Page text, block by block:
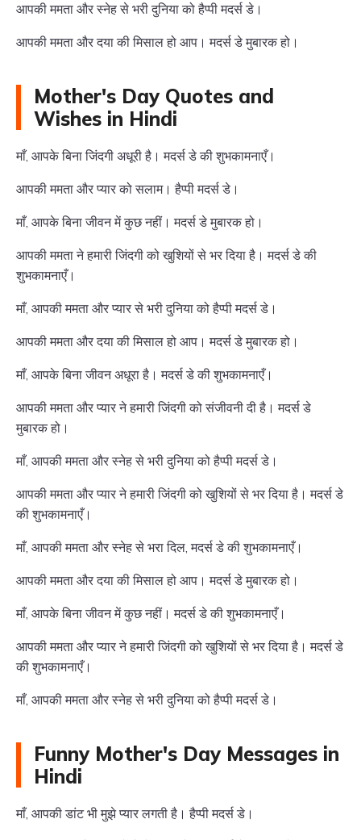
आपकी ममता और स्नेह से भरी दुनिया को हैप्पी मदर्स डे।
आपकी ममता और दया की मिसाल हो आप। मदर्स डे मुबारक हो।
Mother's Day Quotes and
Wishes in Hindi
माँ, आपके बिना जिंदगी अधूरी है। मदर्स डे की शुभकामनाएँ।
आपकी ममता और प्यार को सलाम। हैप्पी मदर्स डे।
माँ, आपके बिना जीवन में कुछ नहीं। मदर्स डे मुबारक हो।
आपकी ममता ने हमारी जिंदगी को खुशियों से भर दिया है। मदर्स डे की
शुभकामनाएँ।
माँ, आपकी ममता और प्यार से भरी दुनिया को हैप्पी मदर्स डे।
आपकी ममता और दया की मिसाल हो आप। मदर्स डे मुबारक हो।
माँ, आपके बिना जीवन अधूरा है। मदर्स डे की शुभकामनाएँ।
आपकी ममता और प्यार ने हमारी जिंदगी को संजीवनी दी है। मदर्स डे
मुबारक हो।
माँ, आपकी ममता और स्नेह से भरी दुनिया को हैप्पी मदर्स डे।
आपकी ममता और प्यार ने हमारी जिंदगी को खुशियों से भर दिया है। मदर्स डे
की शुभकामनाएँ।
माँ, आपकी ममता और स्नेह से भरा दिल, मदर्स डे की शुभकामनाएँ।
आपकी ममता और दया की मिसाल हो आप। मदर्स डे मुबारक हो।
माँ, आपके बिना जीवन में कुछ नहीं। मदर्स डे की शुभकामनाएँ।
आपकी ममता और प्यार ने हमारी जिंदगी को खुशियों से भर दिया है। मदर्स डे
की शुभकामनाएँ।
माँ, आपकी ममता और स्नेह से भरी दुनिया को हैप्पी मदर्स डे।
Funny Mother's Day Messages in
Hindi
माँ, आपकी डांट भी मुझे प्यार लगती है। हैप्पी मदर्स डे।